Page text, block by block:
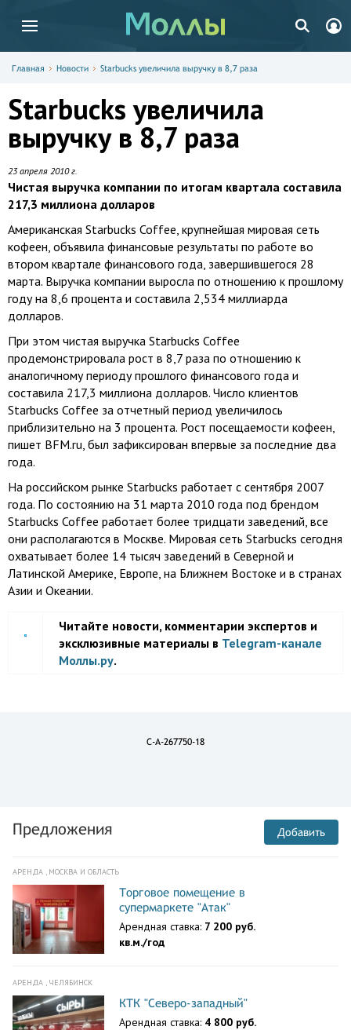
Главная Новости Starbucks увеличила выручку в 8,7 раза
Starbucks увеличила
выручку в 8,7 раза
23 апреля 2010 г.
Чистая выручка компании по итогам квартала составила
217,3 миллиона долларов
Американская Starbucks Coffee, крупнейшая мировая сеть
кофеен, объявила финансовые результаты по работе во
втором квартале финансового года, завершившегося 28
марта. Выручка компании выросла по отношению к прошлому
году на 8,6 процента и составила 2,534 миллиарда
долларов.
При этом чистая выручка Starbucks Coffee
продемонстрировала рост в 8,7 раза по отношению к
аналогичному периоду прошлого финансового года и
составила 217,3 миллиона долларов. Число клиентов
Starbucks Coffee за отчетный период увеличилось
приблизительно на 3 процента. Рост посещаемости кофеен,
пишет BFM.ru, был зафиксирован впервые за последние два
года.
На российском рынке Starbucks работает с сентября 2007
года. По состоянию на 31 марта 2010 года под брендом
Starbucks Coffee работает более тридцати заведений, все
они располагаются в Москве. Мировая сеть Starbucks сегодня
охватывает более 14 тысяч заведений в Северной и
Латинской Америке, Европе, на Ближнем Востоке и в странах
Азии и Океании.
Читайте новости, комментарии экспертов и
эксклюзивные материалы в Telegram-канале
Моллы.ру.
C-A-267750-18
Предложения Добавить
АРЕНДА , МОСКВА И ОБЛАСТЬ
Торговое помещение в
супермаркете "Атак"
Арендная ставка: 7 200 руб.
кв.м./год
АРЕНДА , ЧЕЛЯБИНСК
КТК "Северо-западный"
Арендная ставка: 4 800 руб.